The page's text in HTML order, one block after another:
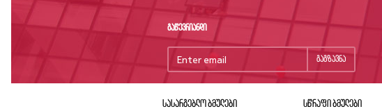
გაწევრიანდი
გაგზავნა
სასარგებლო ბმულები სწრაფი ბმულები